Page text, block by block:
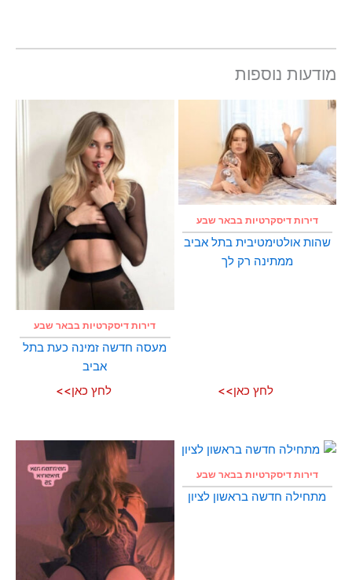
מודעות נוספות
דירות דיסקרטיות בבאר שבע
שהות אולטימטיבית בתל אביב
ממתינה רק לך
לחץ כאן>>
דירות דיסקרטיות בבאר שבע
מעסה חדשה זמינה כעת בתל
אביב
לחץ כאן>>
דירות דיסקרטיות בבאר שבע
מתחילה חדשה בראשון לציון